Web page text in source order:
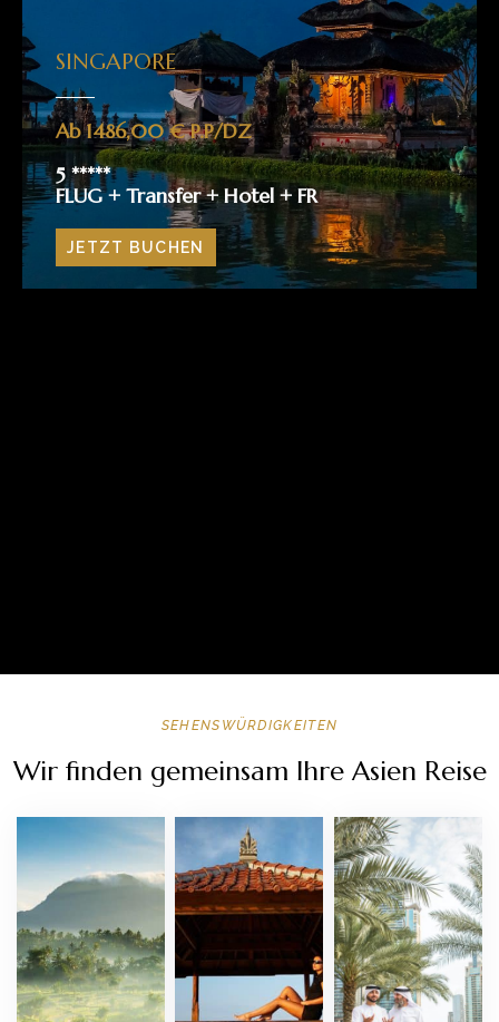
SINGAPORE
Ab 1486,00 € P.P/DZ
5 *****
FLUG + Transfer + Hotel + FR
JETZT BUCHEN
SEHENSWÜRDIGKEITEN
Wir finden gemeinsam Ihre Asien Reise